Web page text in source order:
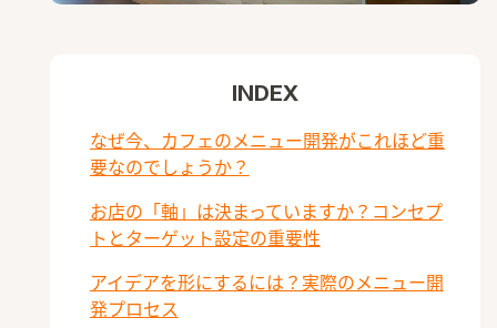
INDEX
なぜ今、カフェのメニュー開発がこれほど重
要なのでしょうか？
お店の「軸」は決まっていますか？コンセプ
トとターゲット設定の重要性
アイデアを形にするには？実際のメニュー開
発プロセス